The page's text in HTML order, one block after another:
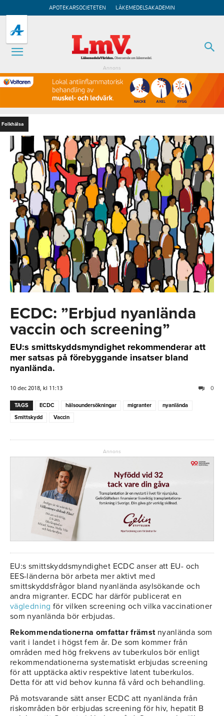
APOTEKARSOCIETETEN LÄKEMEDELSAKADEMIN
Annons
Folkhälsa
ECDC: ”Erbjud nyanlända
vaccin och screening”
EU:s smittskyddsmyndighet rekommenderar att
mer satsas på förebyggande insatser bland
nyanlända.
10 dec 2018, kl 11:13 0
TAGS ECDC hälsoundersökningar migranter
nyanlända
Smittskydd
Vaccin
Annons
EU:s smittskyddsmyndighet ECDC anser att EU- och
EES-länderna bör arbeta mer aktivt med
smittskyddsfrågor bland nyanlända asylsökande och
andra migranter. ECDC har därför publicerat en
vägledning för vilken screening och vilka vaccinationer
som nyanlända bör erbjudas.
Rekommendationerna omfattar främstnyanlända som
varit i landet i högst fem år. De som kommer från
områden med hög frekvens av tuberkulos bör enligt
rekommendationerna systematiskt erbjudas screening
för att upptäcka aktiv respektive latent tuberkulos.
Detta för att vid behov kunna få vård och behandling.
På motsvarande sätt anser ECDC att nyanlända från
riskområden bör erbjudas screening för hiv, hepatit B